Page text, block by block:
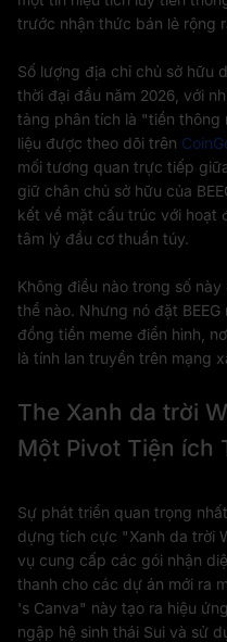
trước nhận thức bán lẻ rộng
Số lượng địa chỉ chủ sở hữu
thời đại đầu năm 2026, với
tảng phân tích là "tiền thông
liệu được theo dõi trên
mối tương quan trực tiếp
giữ chân chủ sở hữu của
kết về mặt cấu trúc với hoạt
tâm lý đầu cơ thuần túy.
Không điều nào trong số
thể nào. Nhưng nó đặt
đồng tiền meme điển hình,
là tính lan truyền trên mạng
The Xanh da trời
Một Pivot Tiện ích
Sự phát triển quan trọng
dựng tích cực "Xanh da trời
vụ cung cấp các gói nhận
thanh cho các dự án mới ra
's Canva" này tạo ra hiệu
ngập hệ sinh thái Sui và sử